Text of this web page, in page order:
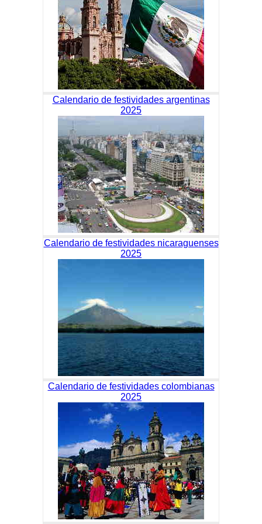
Calendario de festividades argentinas
2025
Calendario de festividades nicaraguenses
2025
Calendario de festividades colombianas
2025